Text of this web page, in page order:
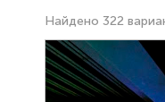
Найдено 322